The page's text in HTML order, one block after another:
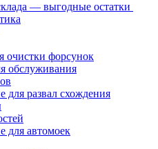
— выгодные остатки
очистки форсунок
обслуживания
для развал схождения
для автомоек